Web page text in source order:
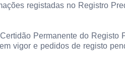
registadas no Registro
Permanente do Registo
vigor e pedidos de registo